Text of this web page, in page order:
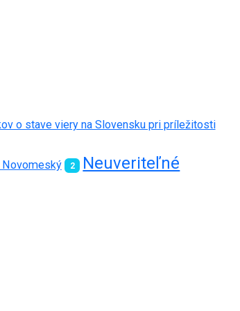
o stave viery na Slovensku pri príležitosti
Novomeský 2
Neuveriteľné